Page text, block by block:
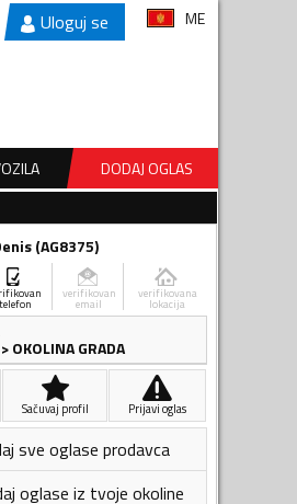
Uloguj se ME
DODAJ OGLAS
(AG8375)
telefon
verifikovan
email
verifikovana
lokacija
> OKOLINA GRADA
Sačuvaj profil Prijavi oglas
sve oglase prodavca
oglase iz tvoje okoline